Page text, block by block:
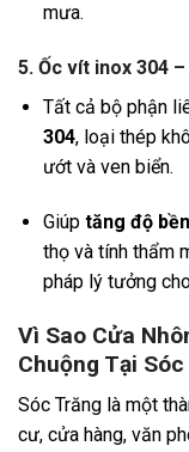
mưa.
5. Ốc vít inox 304
Tất cả bộ phận
304, loại thép
ướt và ven biển.
Giúp tăng độ
thọ và tính thẩm
pháp lý tưởng
Vì Sao Cửa
Chuộng Tại Sóc
Sóc Trăng là một
cư, cửa hàng, văn